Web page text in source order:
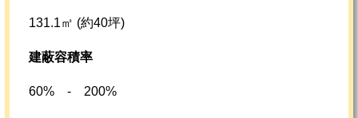
131.1㎡ (約40坪)
建蔽容積率
60% - 200%